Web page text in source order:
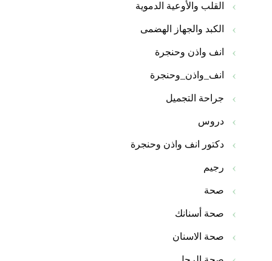
القلب والأوعية الدموية
الكبد والجهاز الهضمى
انف واذن وحنجرة
انف_واذن_وحنجرة
جراحة التجميل
دروس
دكتور انف واذن وحنجرة
رجيم
صحة
صحة أسنانك
صحة الاسنان